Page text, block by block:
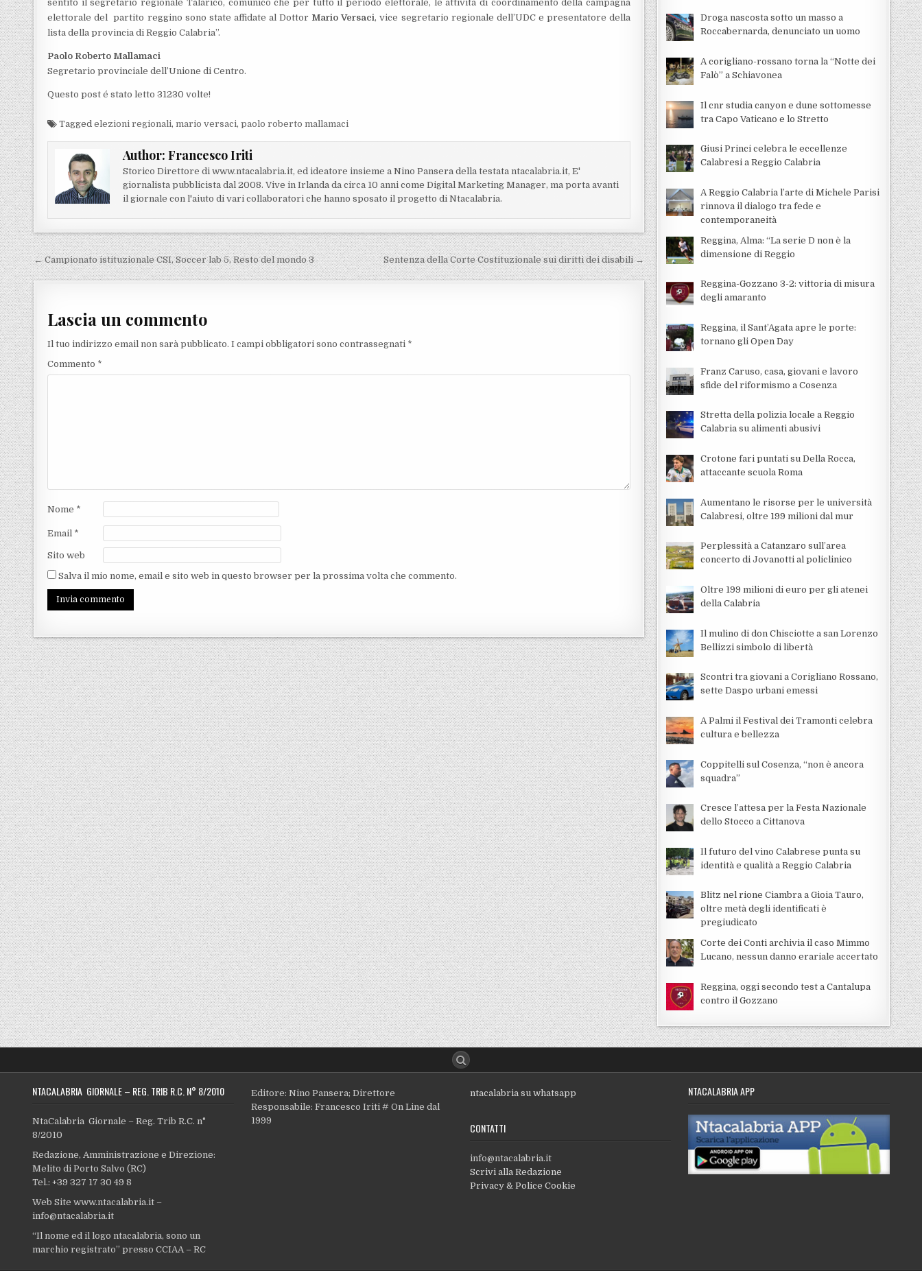
sentito il segretario regionale Talarico, comunico che per tutto il periodo elettorale, le attività di coordinamento della campagna
elettorale del partito reggino sono state affidate al Dottor Mario Versaci, vice segretario regionale dell’UDC e presentatore della
lista della provincia di Reggio Calabria”.
Paolo Roberto Mallamaci
Segretario provinciale dell’Unione di Centro.
Questo post é stato letto 31230 volte!
Taggedelezioni regionali, mario versaci,paolo roberto mallamaci
Author:Francesco Iriti
Storico Direttore di www.ntacalabria.it, ed ideatore insieme a Nino Pansera della testata ntacalabria.it, E'
giornalista pubblicista dal 2008. Vive in Irlanda da circa 10 anni come Digital Marketing Manager, ma porta avanti
il giornale con l'aiuto di vari collaboratori che hanno sposato il progetto di Ntacalabria.
Navigazione articoli
← Campionato istituzionale CSI, Soccer lab 5, Resto del mondo 3 Sentenza della Corte Costituzionale sui diritti dei disabili →
Lascia un commento
Il tuo indirizzo email non sarà pubblicato. I campi obbligatori sono contrassegnati *
Commento *
Nome *
Email *
Sito web
Salva il mio nome, email e sito web in questo browser per la prossima volta che commento.
Droga nascosta sotto un masso a
Roccabernarda, denunciato un uomo
A corigliano-rossano torna la “Notte dei
Falò” a Schiavonea
Il cnr studia canyon e dune sottomesse
tra Capo Vaticano e lo Stretto
Giusi Princi celebra le eccellenze
Calabresi a Reggio Calabria
A Reggio Calabria l’arte di Michele Parisi
rinnova il dialogo tra fede e
contemporaneità
Reggina, Alma: “La serie D non è la
dimensione di Reggio
Reggina-Gozzano 3-2: vittoria di misura
degli amaranto
Reggina, il Sant’Agata apre le porte:
tornano gli Open Day
Franz Caruso, casa, giovani e lavoro
sfide del riformismo a Cosenza
Stretta della polizia locale a Reggio
Calabria su alimenti abusivi
Crotone fari puntati su Della Rocca,
attaccante scuola Roma
Aumentano le risorse per le università
Calabresi, oltre 199 milioni dal mur
Perplessità a Catanzaro sull’area
concerto di Jovanotti al policlinico
Oltre 199 milioni di euro per gli atenei
della Calabria
Il mulino di don Chisciotte a san Lorenzo
Bellizzi simbolo di libertà
Scontri tra giovani a Corigliano Rossano,
sette Daspo urbani emessi
A Palmi il Festival dei Tramonti celebra
cultura e bellezza
Coppitelli sul Cosenza, “non è ancora
squadra”
Cresce l’attesa per la Festa Nazionale
dello Stocco a Cittanova
Il futuro del vino Calabrese punta su
identità e qualità a Reggio Calabria
Blitz nel rione Ciambra a Gioia Tauro,
oltre metà degli identificati è
pregiudicato
Corte dei Conti archivia il caso Mimmo
Lucano, nessun danno erariale accertato
Reggina, oggi secondo test a Cantalupa
contro il Gozzano
NTACALABRIA GIORNALE – REG. TRIB R.C. N° 8/2010
NtaCalabria Giornale – Reg. Trib R.C. n°
8/2010
Redazione, Amministrazione e Direzione:
Melito di Porto Salvo (RC)
Tel.: +39 327 17 30 49 8
Web Site www.ntacalabria.it –
info@ntacalabria.it
“Il nome ed il logo ntacalabria, sono un
marchio registrato” presso CCIAA – RC
Editore: Nino Pansera; Direttore
Responsabile: Francesco Iriti # On Line dal
1999
ntacalabria su whatsapp
CONTATTI
info@ntacalabria.it
Scrivi alla Redazione
Privacy & Police Cookie
NTACALABRIA APP